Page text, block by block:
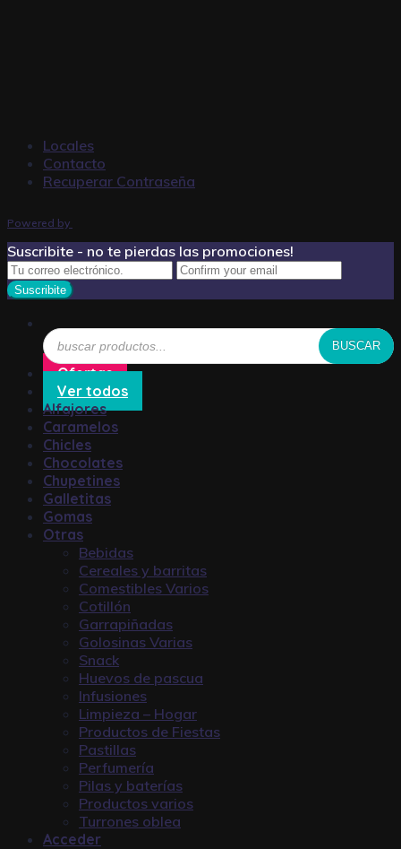
Locales
Contacto
Recuperar Contraseña
Powered by
Suscribite - no te pierdas las promociones!
Búsqueda
de
productos
BUSCAR
Ofertas
Ver todos
Alfajores
Caramelos
Chicles
Chocolates
Chupetines
Galletitas
Gomas
Otras
Bebidas
Cereales y barritas
Comestibles Varios
Cotillón
Garrapiñadas
Golosinas Varias
Snack
Huevos de pascua
Infusiones
Limpieza – Hogar
Productos de Fiestas
Pastillas
Perfumería
Pilas y baterías
Productos varios
Turrones oblea
Acceder